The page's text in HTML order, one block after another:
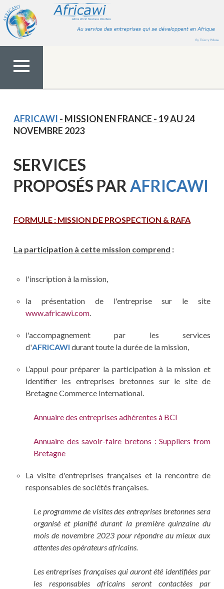
contenu
MENU
AFRICAWI - MISSION EN FRANCE - 19 AU 24
NOVEMBRE 2023
SERVICES
PROPOSÉS PARAFRICAWI
FORMULE : MISSION DE PROSPECTION & RAFA
La participation à cette mission comprend :
l'inscription à la mission,
la présentation de l'entreprise sur le site
www.africawi.com.
l'accompagnement par les services
d'AFRICAWI durant toute la durée de la mission,
L’appui pour préparer la participation à la mission et
identifier les entreprises bretonnes sur le site de
Bretagne Commerce International.
Annuaire des entreprises adhérentes à BCI
Annuaire des savoir-faire bretons : Suppliers from
Bretagne
La visite d'entreprises françaises et la rencontre de
responsables de sociétés françaises.
Le programme de visites des entreprises bretonnes sera
organisé et planifié durant la première quinzaine du
mois de novembre 2023 pour répondre au mieux aux
attentes des opérateurs africains.
Les entreprises françaises qui auront été identifiées par
les responsables africains seront contactées par